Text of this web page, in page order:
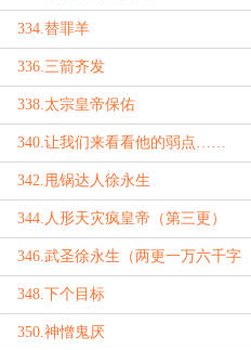
334.替罪羊
336.三箭齐发
338.太宗皇帝保佑
340.让我们来看看他的弱点……
嗯，没有弱点
342.甩锅达人徐永生
344.人形天灾疯皇帝（第三更）
346.武圣徐永生（两更一万六千字
到！）
348.下个目标
350.神憎鬼厌